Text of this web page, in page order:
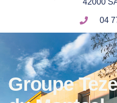
42000
04
Groupe